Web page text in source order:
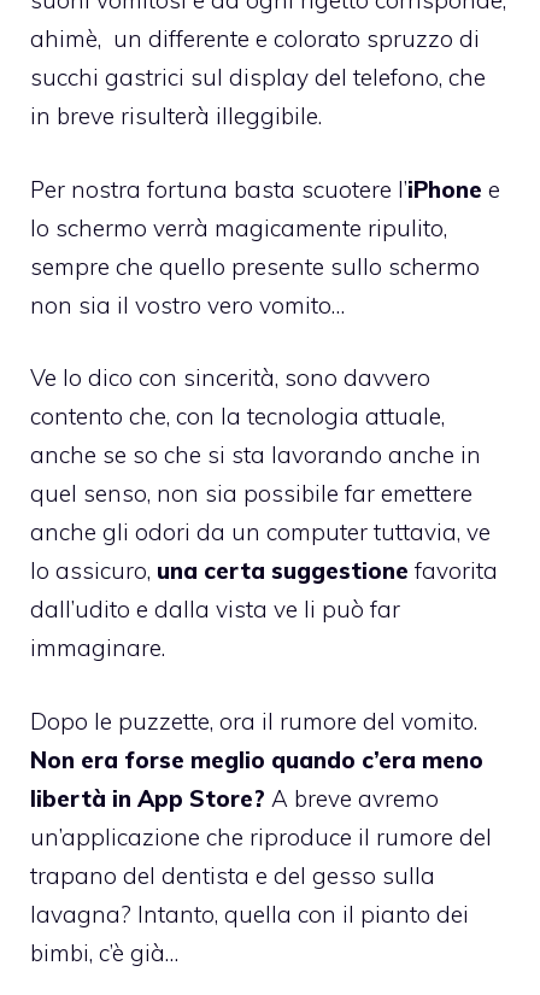
ahimè, un differente e colorato spruzzo di
succhi gastrici sul display del telefono, che
in breve risulterà illeggibile.
Per nostra fortuna basta scuotere l’iPhone e
lo schermo verrà magicamente ripulito,
sempre che quello presente sullo schermo
non sia il vostro vero vomito…
Ve lo dico con sincerità, sono davvero
contento che, con la tecnologia attuale,
anche se so che si sta lavorando anche in
quel senso, non sia possibile far emettere
anche gli odori da un computer tuttavia, ve
lo assicuro, una certa suggestione favorita
dall’udito e dalla vista ve li può far
immaginare.
Dopo le puzzette, ora il rumore del vomito.
Non era forse meglio quando c’era meno
libertà in App Store? A breve avremo
un’applicazione che riproduce il rumore del
trapano del dentista e del gesso sulla
lavagna? Intanto, quella con il pianto dei
bimbi, c’è già…